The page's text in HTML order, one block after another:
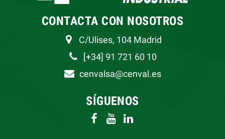
CONTACTA CON NOSOTROS
C/Ulises, 104 Madrid
[+34] 91 721 60 10
cenvalsa@cenval.es
SÍGUENOS